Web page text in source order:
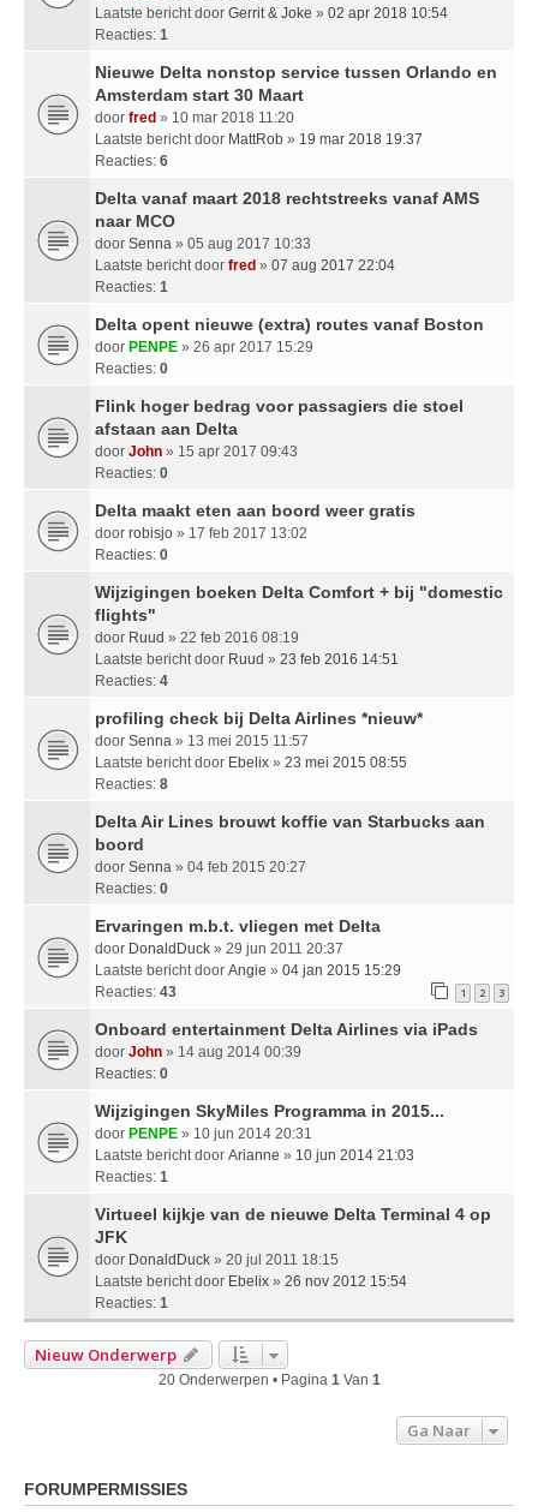
Laatste bericht door Gerrit & Joke » 02 apr 2018 10:54
Reacties: 1
Nieuwe Delta nonstop service tussen Orlando en
Amsterdam start 30 Maart
door fred » 10 mar 2018 11:20
Laatste bericht door MattRob » 19 mar 2018 19:37
Reacties: 6
Delta vanaf maart 2018 rechtstreeks vanaf AMS
naar MCO
door Senna » 05 aug 2017 10:33
Laatste bericht door fred » 07 aug 2017 22:04
Reacties: 1
Delta opent nieuwe (extra) routes vanaf Boston
door PENPE » 26 apr 2017 15:29
Reacties: 0
Flink hoger bedrag voor passagiers die stoel
afstaan aan Delta
door John » 15 apr 2017 09:43
Reacties: 0
Delta maakt eten aan boord weer gratis
door robisjo » 17 feb 2017 13:02
Reacties: 0
Wijzigingen boeken Delta Comfort + bij "domestic
flights"
door Ruud » 22 feb 2016 08:19
Laatste bericht door Ruud » 23 feb 2016 14:51
Reacties: 4
profiling check bij Delta Airlines *nieuw*
door Senna » 13 mei 2015 11:57
Laatste bericht door Ebelix » 23 mei 2015 08:55
Reacties: 8
Delta Air Lines brouwt koffie van Starbucks aan
boord
door Senna » 04 feb 2015 20:27
Reacties: 0
Ervaringen m.b.t. vliegen met Delta
door DonaldDuck » 29 jun 2011 20:37
Laatste bericht door Angie » 04 jan 2015 15:29
Reacties: 43 1 2 3
Onboard entertainment Delta Airlines via iPads
door John » 14 aug 2014 00:39
Reacties: 0
Wijzigingen SkyMiles Programma in 2015...
door PENPE » 10 jun 2014 20:31
Laatste bericht door Arianne » 10 jun 2014 21:03
Reacties: 1
Virtueel kijkje van de nieuwe Delta Terminal 4 op
JFK
door DonaldDuck » 20 jul 2011 18:15
Laatste bericht door Ebelix » 26 nov 2012 15:54
Reacties: 1
Nieuw Onderwerp
20 Onderwerpen • Pagina 1Van 1
Ga Naar
FORUMPERMISSIES